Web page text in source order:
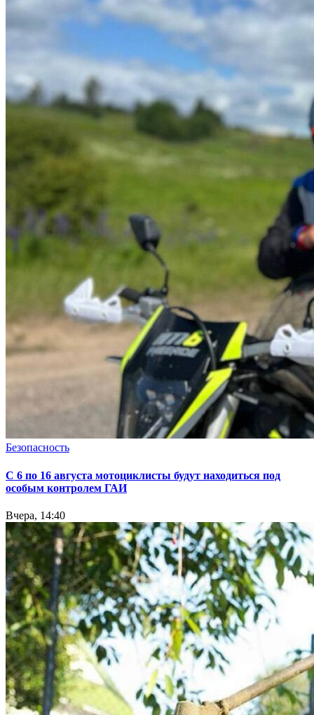
Безопасность
С 6 по 16 августа мотоциклисты будут находиться под
особым контролем ГАИ
Вчера, 14:40